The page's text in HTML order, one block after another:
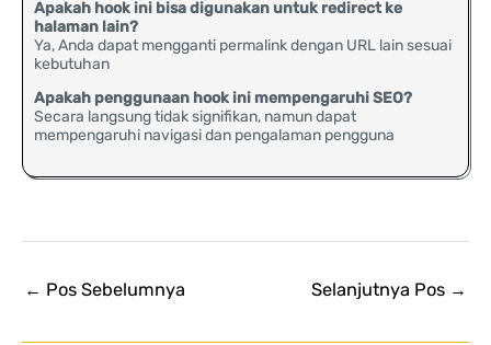
Apakah hook ini bisa digunakan untuk redirect ke
halaman lain?
Ya, Anda dapat mengganti permalink dengan URL lain sesuai
kebutuhan
Apakah penggunaan hook ini mempengaruhi SEO?
Secara langsung tidak signifikan, namun dapat
mempengaruhi navigasi dan pengalaman pengguna
← Pos Sebelumnya Selanjutnya Pos →